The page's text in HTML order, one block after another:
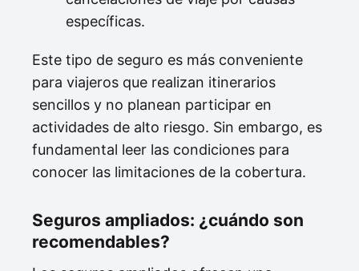
específicas.
Este tipo de seguro es más conveniente
para viajeros que realizan itinerarios
sencillos y no planean participar en
actividades de alto riesgo. Sin embargo, es
fundamental leer las condiciones para
conocer las limitaciones de la cobertura.
Seguros ampliados: ¿cuándo son
recomendables?